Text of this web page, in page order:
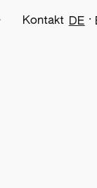
Kontakt DE